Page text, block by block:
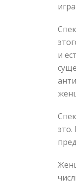
и